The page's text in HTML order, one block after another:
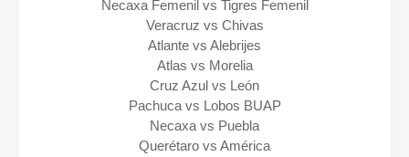
Necaxa Femenil vs Tigres Femenil
Veracruz vs Chivas
Atlante vs Alebrijes
Atlas vs Morelia
Cruz Azul vs León
Pachuca vs Lobos BUAP
Necaxa vs Puebla
Querétaro vs América